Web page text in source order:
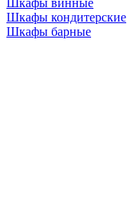
Шкафы винные
Шкафы кондитерские
Шкафы барные